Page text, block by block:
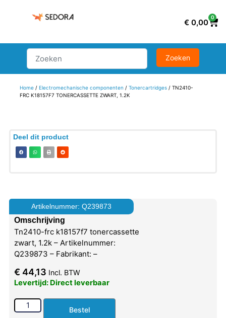
€ 0,00
0
Home/ Electromechanische componenten / Tonercartridges/ TN2410-
FRC K18157F7 TONERCASSETTE ZWART, 1.2K
Deel dit product
Artikelnummer: Q239873
Omschrijving
Tn2410-frc k18157f7 tonercassette
zwart, 1.2k – Artikelnummer:
Q239873 – Fabrikant: –
€ 44,13 Incl. BTW
Levertijd: Direct leverbaar
Bestel